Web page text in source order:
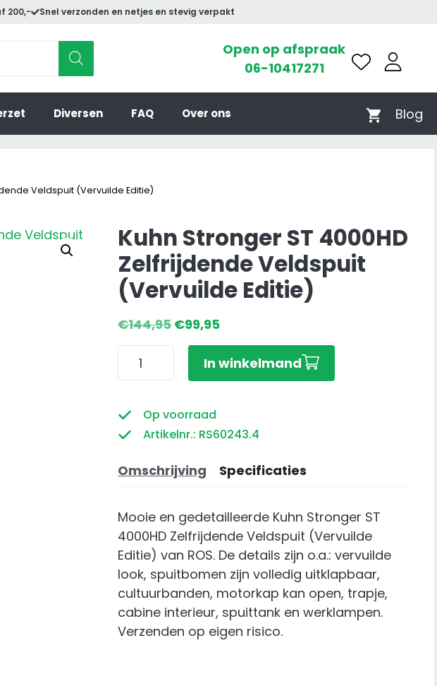
200,- Snel verzonden en netjes en stevig verpakt
Open op afspraak
06-10417271
Diversen FAQ Over ons Blog
Veldspuit (Vervuilde Editie)
Kuhn Stronger ST 4000HD
Zelfrijdende Veldspuit
(Vervuilde Editie)
€144,95Oorspronkelijke
prijs
was:
€144,95.
€99,95Huidige
prijs
is:
€99,95.
Kuhn
Stronger
4000HD
Zelfrijdende
(Vervuilde
In winkelmand
Op voorraad
Artikelnr.: RS60243.4
Omschrijving Specificaties
Mooie en gedetailleerde Kuhn Stronger ST
4000HD Zelfrijdende Veldspuit (Vervuilde
Editie) van ROS. De details zijn o.a.: vervuilde
look, spuitbomen zijn volledig uitklapbaar,
cultuurbanden, motorkap kan open, trapje,
cabine interieur, spuittank en werklampen.
Verzenden op eigen risico.